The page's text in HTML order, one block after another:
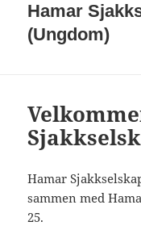
Hamar
(Ungdom)
Hamar
sammen med
25.